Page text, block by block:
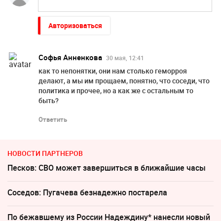
Авторизоваться
Софья Анненкова 30 мая, 12:41
как то непонятки, они нам столько геморроя
делают, а мы им прощаем, понятно, что соседи, что
политика и прочее, но а как же с остальным то
быть?
Ответить
НОВОСТИ ПАРТНЕРОВ
Песков: СВО может завершиться в ближайшие часы
Соседов: Пугачева безнадежно постарела
По бежавшему из России Надеждину* нанесли новый